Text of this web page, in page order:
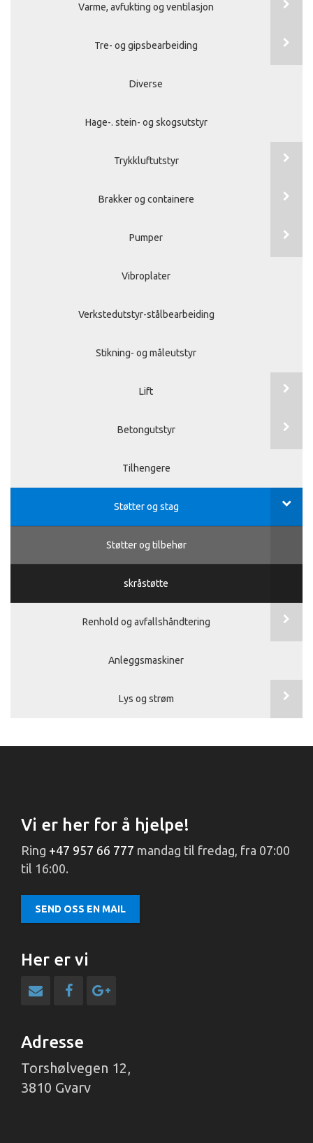
Varme, avfukting og ventilasjon
Tre- og gipsbearbeiding
Diverse
Hage-. stein- og skogsutstyr
Trykkluftutstyr
Brakker og containere
Pumper
Vibroplater
Verkstedutstyr-stålbearbeiding
Stikning- og måleutstyr
Lift
Betongutstyr
Tilhengere
Støtter og stag
Støtter og tilbehør
skråstøtte
Renhold og avfallshåndtering
Anleggsmaskiner
Lys og strøm
Vi er her for å hjelpe!
Ring +47 957 66 777 mandag til fredag, fra 07:00
til 16:00.
SEND OSS EN MAIL
Her er vi
Adresse
Torshølvegen 12,
3810 Gvarv